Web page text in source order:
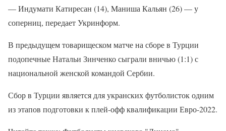
— Индумати Катиресан (14), Mаниша Кальян (26) — у
соперниц, передает Укринформ.
В предыдущем товарищеском матче на сборе в Турции
подопечные Натальи Зинченко сыграли вничью (1:1) с
национальной женской командой Сербии.
Сбор в Турции является для укранских футболисток одним
из этапов подготовки к плей-офф квалификации Евро-2022.